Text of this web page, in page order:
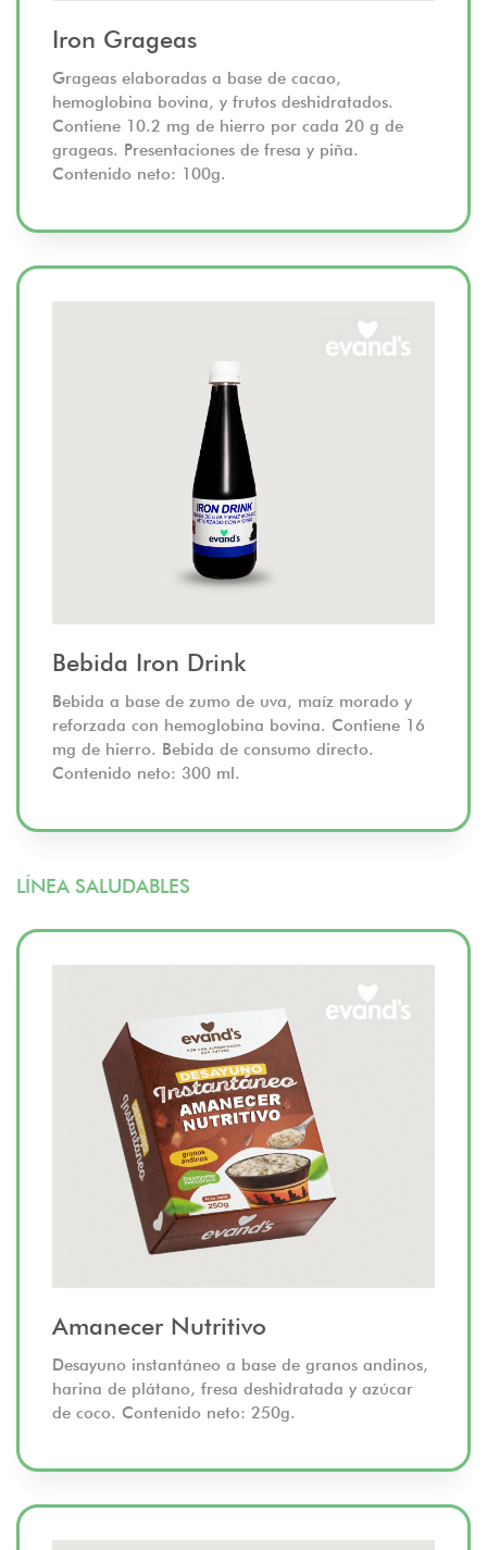
Iron Grageas
Grageas elaboradas a base de cacao,
hemoglobina bovina, y frutos deshidratados.
Contiene 10.2 mg de hierro por cada 20 g de
grageas. Presentaciones de fresa y piña.
Contenido neto: 100g.
Bebida Iron Drink
Bebida a base de zumo de uva, maíz morado y
reforzada con hemoglobina bovina. Contiene 16
mg de hierro. Bebida de consumo directo.
Contenido neto: 300 ml.
LÍNEA SALUDABLES
Amanecer Nutritivo
Desayuno instantáneo a base de granos andinos,
harina de plátano, fresa deshidratada y azúcar
de coco. Contenido neto: 250g.